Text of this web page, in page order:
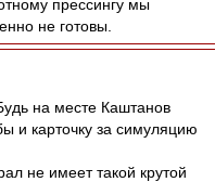
прессингу мы
не готовы.
на месте Каштанов
и карточку за симуляцию
не имеет такой крутой